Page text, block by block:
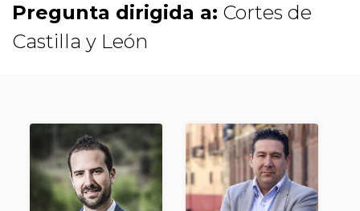
Pregunta dirigida a: Cortes de
Castilla y León